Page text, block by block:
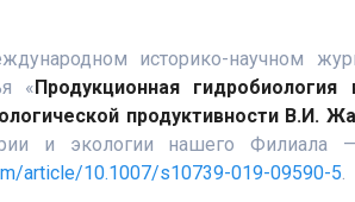
историко-научном
«Продукционная
продуктивности В.И.
и экологии нашего Филиала
article/10.1007/s10739-019-09590-5